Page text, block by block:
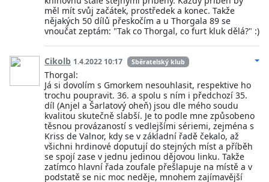
měl mít svůj začátek, prostředek a konec. Takže
nějakých 50 dílů přeskočím a u Thorgala 89 se
vnoučat zeptám: "Tak co Thorgal, co furt kluk dělá?" :)
Cikolb 1.4.2022 10:17 Sběratelský klub
Thorgal:
Já si dovolím s Gmorkem nesouhlasit, respektive ho
trochu poupravit. 36. a spolu s ním i předchozí 35.
díl (Anjel a Šarlatový oheň) jsou dle mého soudu
kvalitou skutečně slabší. Je to podle mne způsobeno
těsnou provázaností s vedlejšími sériemi, zejména s
Kriss de Valnor, kdy se v základní řadě čekalo, až
všichni hrdinové doputují do stejných míst a příběh
se spojí zase v jednu jedinou dějovou linku. Takže
zatímco hlavní řada zoufale přešlapuje na místě a v
podstatě se nic moc neděje, mnohem zajímavější